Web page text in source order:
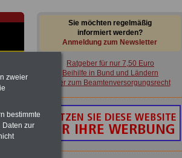
Sie möchten regelmäßig
informiert werden?
Anmeldung zum Newsletter
Ratgeber für nur 7,50 Euro
Beihilfe in Bund und Ländern
oder zum Beamtenversorgungsrecht
zweier
bestimmte
Daten zur